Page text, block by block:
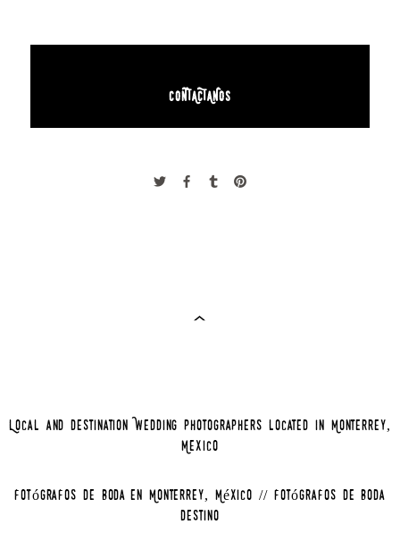
CONTACTANOS
Local and Destination Wedding Photographers located in Monterrey,
Mexico
Fotógrafos de Boda en Monterrey, México // Fotógrafos de Boda
Destino